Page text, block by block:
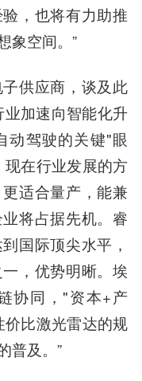
，也将有力助推
象空间。”
供应商，谈及此
业加速向智能化升
动驾驶的关键"眼
在行业发展的方
适合量产，能兼
将占据先机。睿
国际顶尖水平，
，优势明晰。埃
协同，"资本+产
比激光雷达的规
普及。”